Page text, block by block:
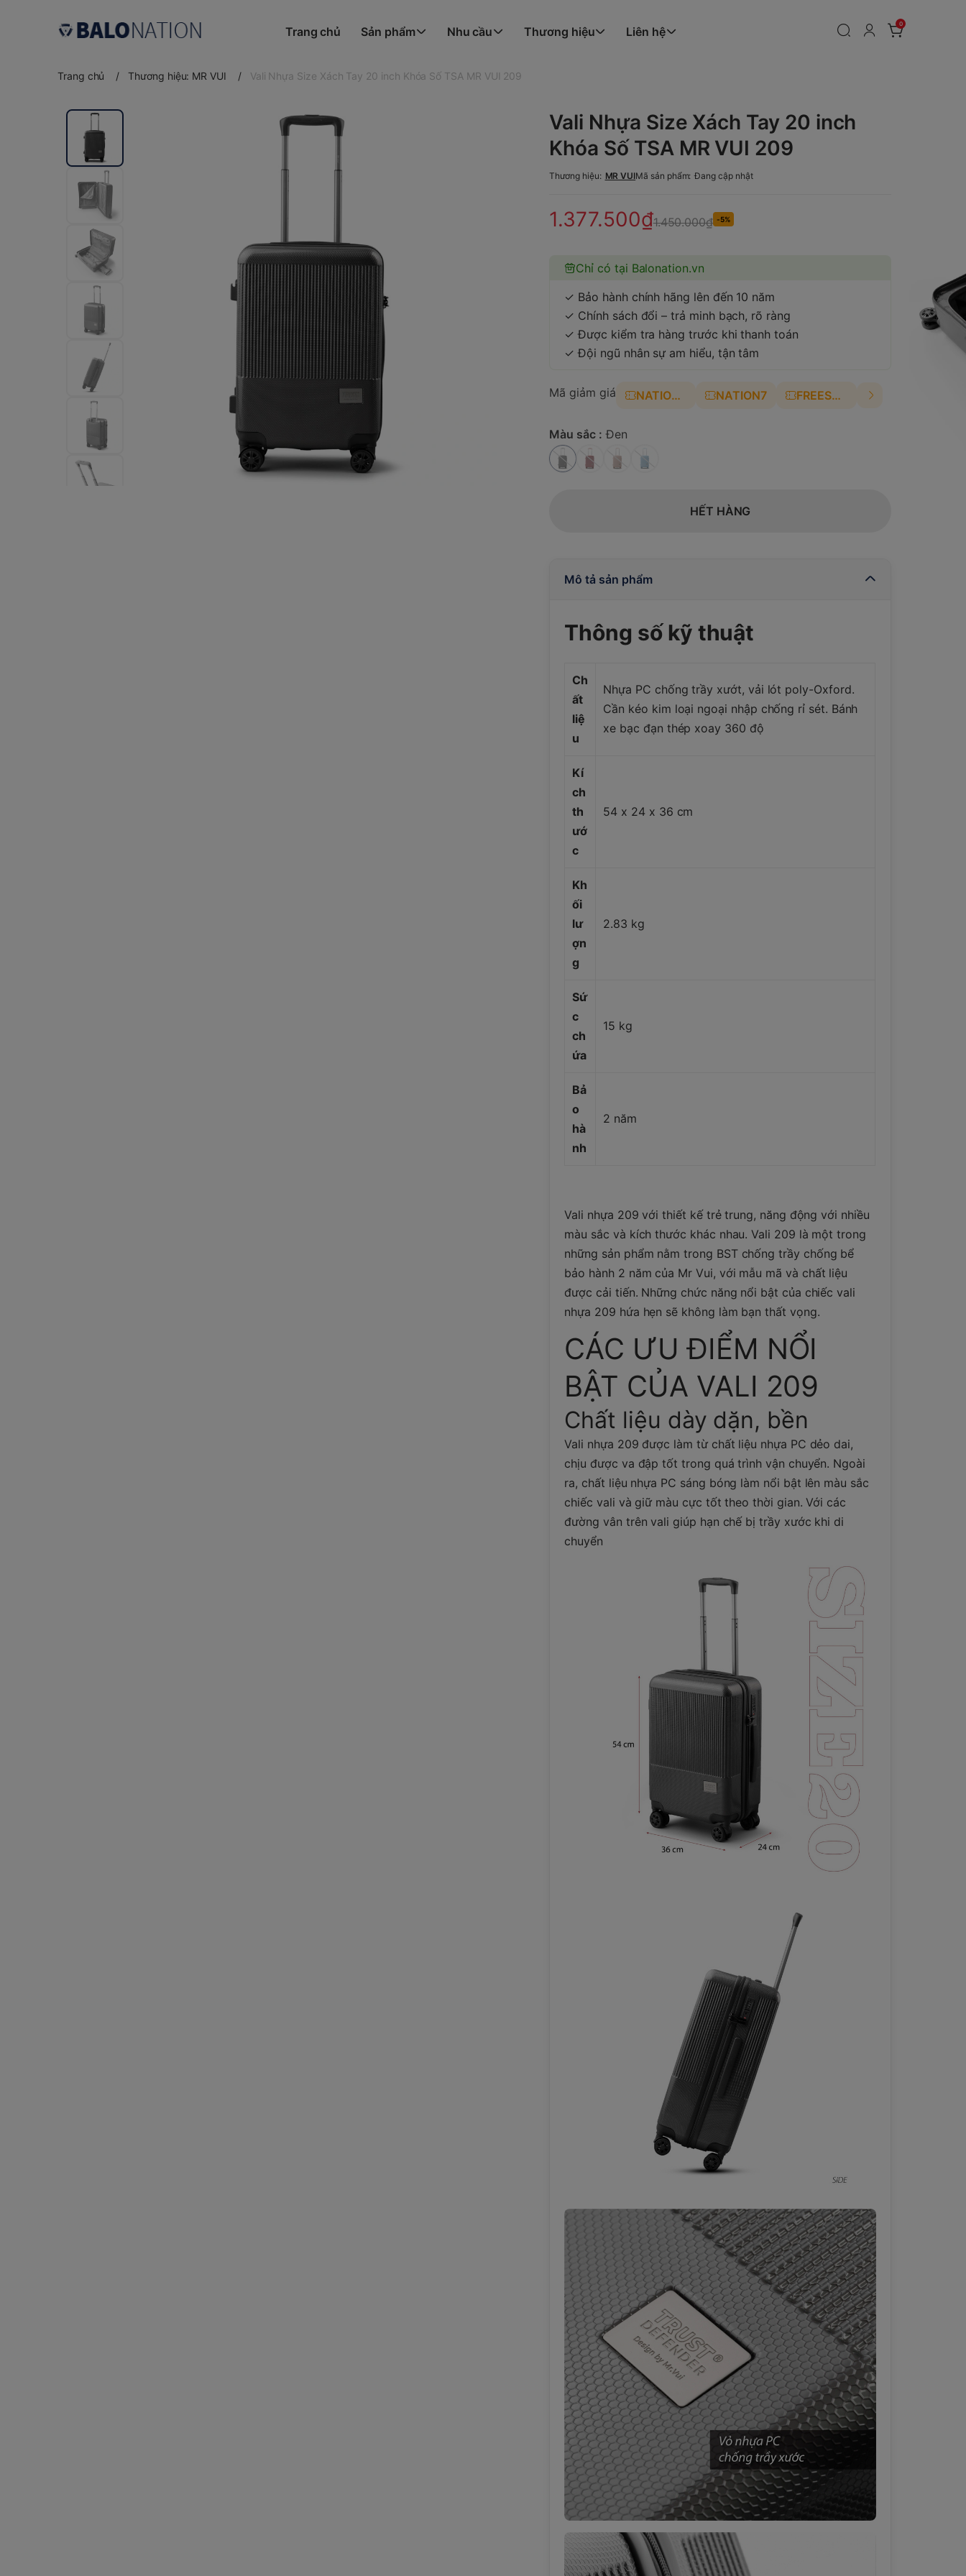
Trang chủ Sản phẩm Nhu cầu Thương hiệu Liên hệ
0
Trang chủ / Thương hiệu: MR VUI / Vali Nhựa Size Xách Tay 20 inch Khóa Số TSA MR VUI 209
Vali Nhựa Size Xách Tay 20 inch
Khóa Số TSA MR VUI 209
Thương hiệu: MR VUIMã sản phẩm: Đang cập nhật
1.377.500₫1.450.000₫ -5%
Chỉ có tại Balonation.vn
✓ Bảo hành chính hãng lên đến 10 năm
✓ Chính sách đổi – trả minh bạch, rõ ràng
✓ Được kiểm tra hàng trước khi thanh toán
✓ Đội ngũ nhân sự am hiểu, tận tâm
Mã giảm giá NATION4 NATION7 FREESHIP
Màu sắc : Đen
HẾT HÀNG
Mô tả sản phẩm
Thông số kỹ thuật
Ch
ất
liệ
u
Nhựa PC chống trầy xướt, vải lót poly-Oxford.
Cần kéo kim loại ngoại nhập chống rỉ sét. Bánh
xe bạc đạn thép xoay 360 độ
Kí
ch
th
ướ
c
54 x 24 x 36 cm
Kh
ối
lư
ợn
g
2.83 kg
Sứ
c
ch
ứa
15 kg
Bả
o
hà
nh
2 năm
Vali nhựa 209 với thiết kế trẻ trung, năng động với nhiều
màu sắc và kích thước khác nhau. Vali 209 là một trong
những sản phẩm nằm trong BST chống trầy chống bể
bảo hành 2 năm của Mr Vui, với mẫu mã và chất liệu
được cải tiến. Những chức năng nổi bật của chiếc vali
nhựa 209 hứa hẹn sẽ không làm bạn thất vọng.
CÁC ƯU ĐIỂM NỔI
BẬT CỦA VALI 209
Chất liệu dày dặn, bền
Vali nhựa 209 được làm từ chất liệu nhựa PC dẻo dai,
chịu được va đập tốt trong quá trình vận chuyển. Ngoài
ra, chất liệu nhựa PC sáng bóng làm nổi bật lên màu sắc
chiếc vali và giữ màu cực tốt theo thời gian. Với các
đường vân trên vali giúp hạn chế bị trầy xước khi di
chuyển